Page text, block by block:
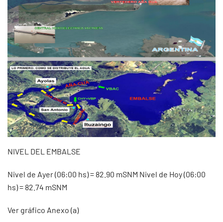
NIVEL DEL EMBALSE
Nivel de Ayer (06:00 hs) = 82.90 mSNM Nivel de Hoy (06:00
hs) = 82.74 mSNM
Ver gráfico Anexo (a)